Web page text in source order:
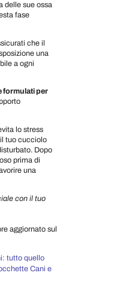
delle sue ossa
fase
che il
una
a ogni
formulati per
lo stress
tuo cucciolo
Dopo
prima di
una
con il tuo
aggiornato sul
tutto quello
Cani e